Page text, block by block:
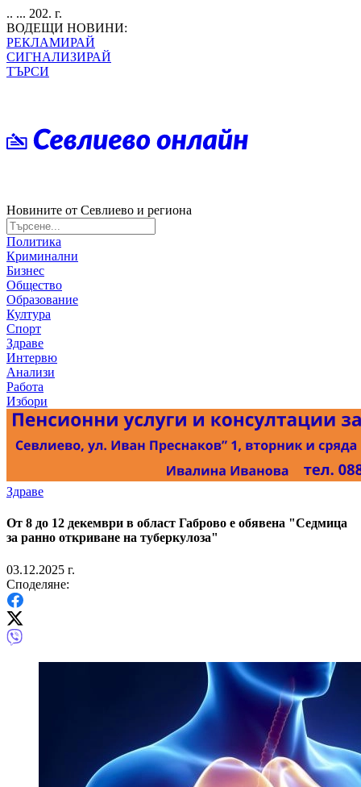
.. ... 202. г.
ВОДЕЩИ НОВИНИ:
РЕКЛАМИРАЙ
СИГНАЛИЗИРАЙ
ТЪРСИ
Новините от Севлиево и региона
Политика
Криминални
Бизнес
Общество
Образование
Култура
Спорт
Здраве
Интервю
Анализи
Работа
Избори
Здраве
От 8 до 12 декември в област Габрово е обявена "Седмица
за ранно откриване на туберкулоза"
03.12.2025 г.
Споделяне: